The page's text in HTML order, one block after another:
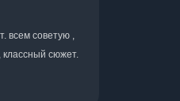
всем советую ,
классный сюжет.